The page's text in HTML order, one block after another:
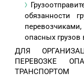
обязанности
опасных
ДЛЯ
ПЕРЕВОЗКЕ
ТРАНСПОРТОМ